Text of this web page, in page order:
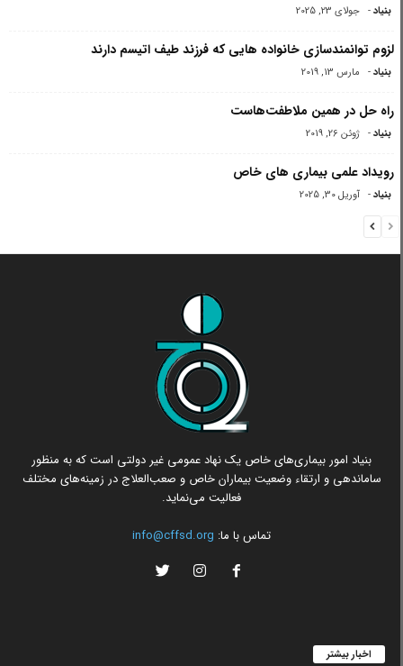
بنیاد - جولای 23, 2025
لزوم توانمندسازی خانواده هایی که فرزند طیف اتیسم دارند
بنیاد - مارس 13, 2019
راه حل در همین ملاطفت‌هاست
بنیاد - ژوئن 26, 2019
رویداد علمی بیماری های خاص
بنیاد - آوریل 30, 2025
بنیاد امور بیماری‌های خاص یک نهاد عمومی غیر دولتی است که به منظور
ساماندهی و ارتقاء وضعیت بیماران خاص و صعب‌العلاج در زمینه‌های مختلف
فعالیت می‌نماید.
تماس با ما: info@cffsd.org
اخبار بیشتر